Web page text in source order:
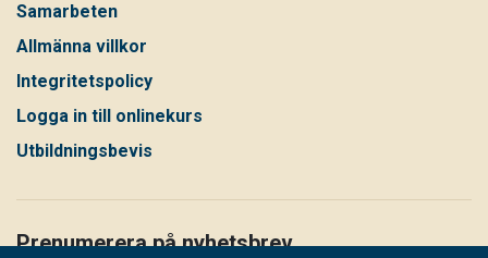
Samarbeten
Allmänna villkor
Integritetspolicy
Logga in till onlinekurs
Utbildningsbevis
Prenumerera på nyhetsbrev